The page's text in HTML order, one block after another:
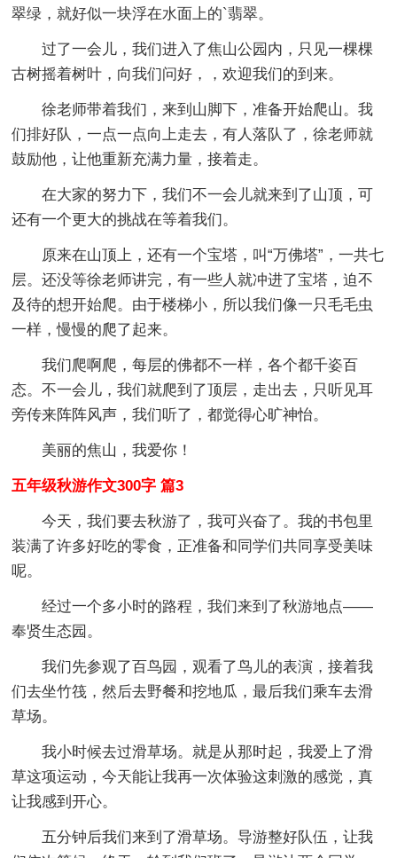
翠绿，就好似一块浮在水面上的`翡翠。
过了一会儿，我们进入了焦山公园内，只见一棵棵
古树摇着树叶，向我们问好，，欢迎我们的到来。
徐老师带着我们，来到山脚下，准备开始爬山。我
们排好队，一点一点向上走去，有人落队了，徐老师就
鼓励他，让他重新充满力量，接着走。
在大家的努力下，我们不一会儿就来到了山顶，可
还有一个更大的挑战在等着我们。
原来在山顶上，还有一个宝塔，叫“万佛塔”，一共七
层。还没等徐老师讲完，有一些人就冲进了宝塔，迫不
及待的想开始爬。由于楼梯小，所以我们像一只毛毛虫
一样，慢慢的爬了起来。
我们爬啊爬，每层的佛都不一样，各个都千姿百
态。不一会儿，我们就爬到了顶层，走出去，只听见耳
旁传来阵阵风声，我们听了，都觉得心旷神怡。
美丽的焦山，我爱你！
五年级秋游作文300字 篇3
今天，我们要去秋游了，我可兴奋了。我的书包里
装满了许多好吃的零食，正准备和同学们共同享受美味
呢。
经过一个多小时的路程，我们来到了秋游地点——
奉贤生态园。
我们先参观了百鸟园，观看了鸟儿的表演，接着我
们去坐竹筏，然后去野餐和挖地瓜，最后我们乘车去滑
草场。
我小时候去过滑草场。就是从那时起，我爱上了滑
草这项运动，今天能让我再一次体验这刺激的感觉，真
让我感到开心。
五分钟后我们来到了滑草场。导游整好队伍，让我